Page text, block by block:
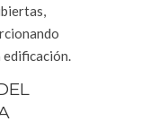
edificación.